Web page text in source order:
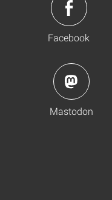
Facebook
Mastodon